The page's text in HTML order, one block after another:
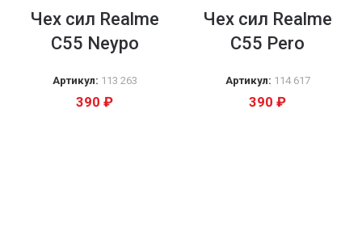
Чех сил Realme
C55 Neypo
Артикул: 113 263
390 ₽
Чех сил Realme
C55 Pero
Артикул: 114 617
390 ₽